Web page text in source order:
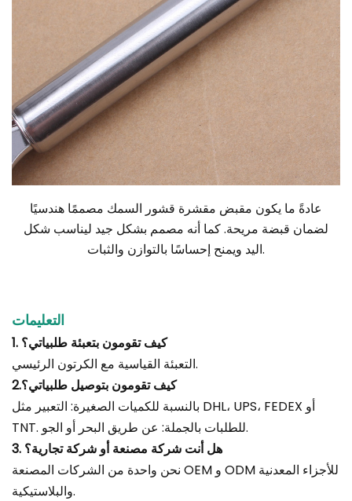
عادةً ما يكون مقبض مقشرة قشور السمك مصممًا هندسيًا
لضمان قبضة مريحة. كما أنه مصمم بشكل جيد ليناسب شكل
اليد ويمنح إحساسًا بالتوازن والثبات.
التعليمات
1. كيف تقومون بتعبئة طلبياتي؟
التعبئة القياسية مع الكرتون الرئيسي.
2.كيف تقومون بتوصيل طلبياتي؟
بالنسبة للكميات الصغيرة: التعبير مثل DHL، UPS، FEDEX أو
TNT. للطلبات بالجملة: عن طريق البحر أو الجو.
3. هل أنت شركة مصنعة أو شركة تجارية؟
نحن واحدة من الشركات المصنعة OEM و ODM للأجزاء المعدنية
والبلاستيكية.